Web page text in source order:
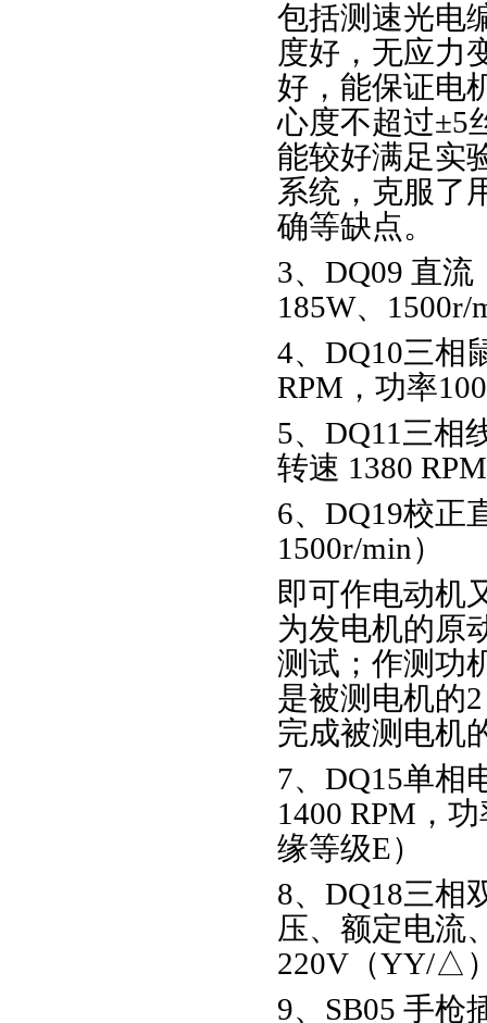
包括测速光电
度好，无应力
好，能保证电
心度不超过±5
能较好满足实
系统，克服了
确等缺点。
3、DQ09 直
185W、1500r/
4、DQ10三相
RPM，功率
5、DQ11三相
转速 1380
6、DQ19校正
1500r/min）
即可作电动机
为发电机的原
测试；作测功
是被测电机的
完成被测电机
7、DQ15单相
1400 RPM，
缘等级E）
8、DQ18三相
压、额定电流
220V（YY/△
9、SB05 手枪